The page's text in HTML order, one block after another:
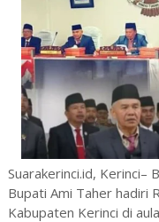
Suarakerinci.id, Kerinci–
Bupati Ami Taher hadiri
Kabupaten Kerinci di